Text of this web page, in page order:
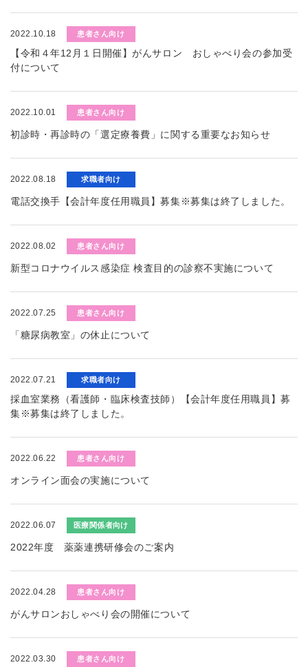
2022.10.18 患者さん向け
【令和４年12月１日開催】がんサロン おしゃべり会の参加受
付について
2022.10.01 患者さん向け
初診時・再診時の「選定療養費」に関する重要なお知らせ
2022.08.18 求職者向け
電話交換手【会計年度任用職員】募集※募集は終了しました。
2022.08.02 患者さん向け
新型コロナウイルス感染症 検査目的の診察不実施について
2022.07.25 患者さん向け
「糖尿病教室」の休止について
2022.07.21 求職者向け
採血室業務（看護師・臨床検査技師）【会計年度任用職員】募
集※募集は終了しました。
2022.06.22 患者さん向け
オンライン面会の実施について
2022.06.07 医療関係者向け
2022年度 薬薬連携研修会のご案内
2022.04.28 患者さん向け
がんサロンおしゃべり会の開催について
2022.03.30 患者さん向け